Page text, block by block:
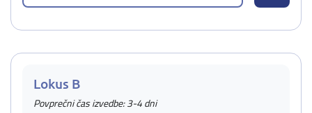
Lokus B
Povprečni čas izvedbe: 3-4 dni